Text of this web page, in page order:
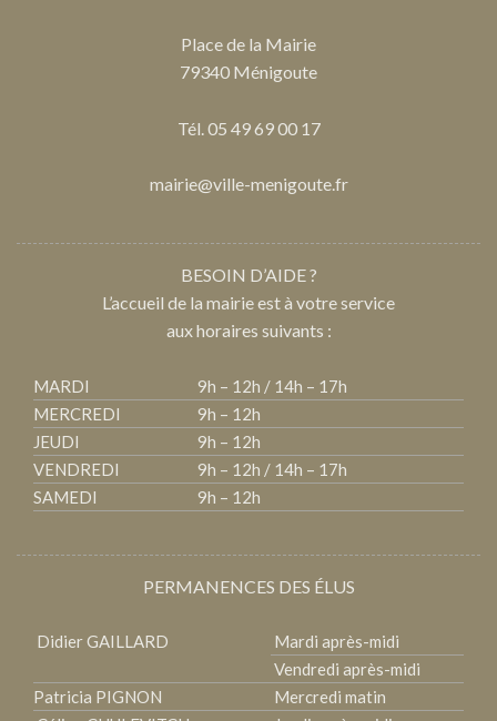
Place de la Mairie
79340 Ménigoute
Tél. 05 49 69 00 17
mairie@ville-menigoute.fr
BESOIN D’AIDE ?
L’accueil de la mairie est à votre service
aux horaires suivants :
MARDI
9h – 12h / 14h – 17h
MERCREDI
9h – 12h
JEUDI
9h – 12h
VENDREDI
9h – 12h / 14h – 17h
SAMEDI
9h – 12h
PERMANENCES DES ÉLUS
Didier GAILLARD
Mardi après-midi
Vendredi après-midi
Patricia PIGNON
Mercredi matin